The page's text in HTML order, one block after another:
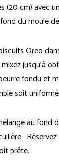
(20 cm) avec
du moule
Oreo
jusqu’à
fondu et
soit
au fond
prête.